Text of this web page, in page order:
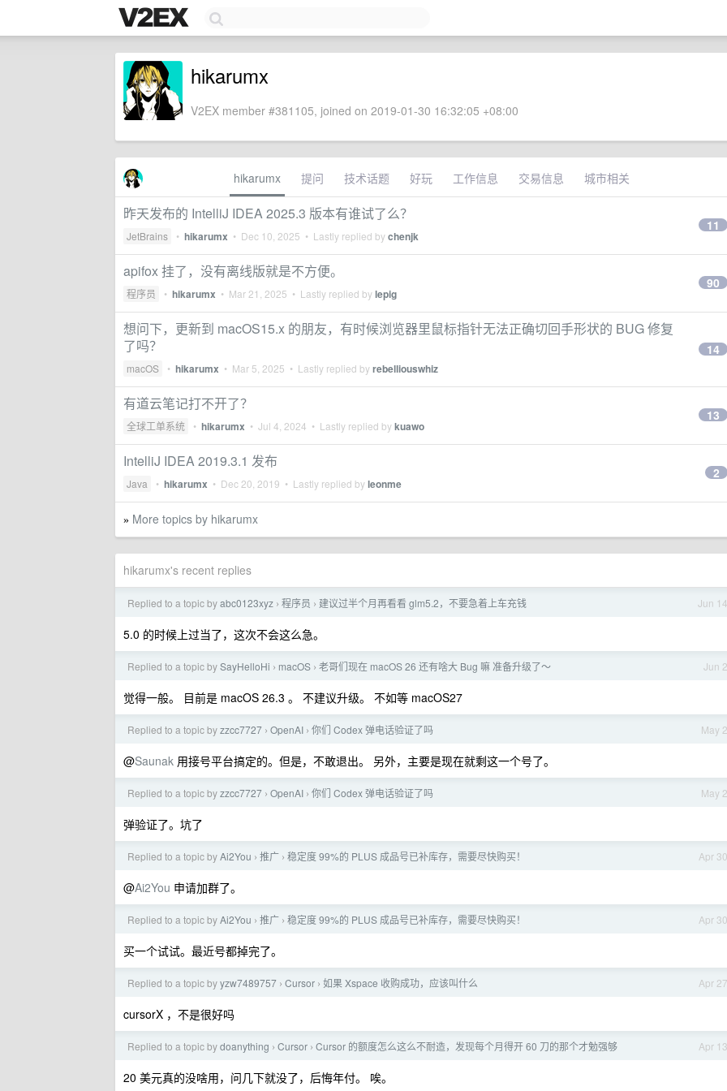
hikarumx
V2EX member #381105, joined on 2019-01-30 16:32:05 +08:00
hikarumx 提问 技术话题 好玩 工作信息 交易信息 城市相关
昨天发布的 IntelliJ IDEA 2025.3 版本有谁试了么？
JetBrains • hikarumx • Dec 10, 2025 • Lastly replied bychenjk
11
apifox 挂了，没有离线版就是不方便。
程序员 • hikarumx • Mar 21, 2025 • Lastly replied bylepig
90
想问下，更新到 macOS15.x 的朋友，有时候浏览器里鼠标指针无法正确切回手形状的 BUG 修复
了吗？
macOS • hikarumx • Mar 5, 2025 • Lastly replied byrebelliouswhiz
14
有道云笔记打不开了？
全球工单系统 • hikarumx • Jul 4, 2024 • Lastly replied bykuawo
13
IntelliJ IDEA 2019.3.1 发布
Java • hikarumx • Dec 20, 2019 • Lastly replied byleonme
2
» More topics by hikarumx
hikarumx's recent replies
Jun 14
Replied to a topic byabc0123xyz › 程序员 › 建议过半个月再看看 glm5.2，不要急着上车充钱
5.0 的时候上过当了，这次不会这么急。
Jun 2
Replied to a topic bySayHelloHi › macOS › 老哥们现在 macOS 26 还有啥大 Bug 嘛 准备升级了～
觉得一般。 目前是 macOS 26.3 。 不建议升级。 不如等 macOS27
May 2
Replied to a topic byzzcc7727 › OpenAI › 你们 Codex 弹电话验证了吗
@Saunak 用接号平台搞定的。但是，不敢退出。 另外，主要是现在就剩这一个号了。
May 2
Replied to a topic byzzcc7727 › OpenAI › 你们 Codex 弹电话验证了吗
弹验证了。坑了
Apr 30
Replied to a topic byAi2You › 推广 › 稳定度 99%的 PLUS 成品号已补库存，需要尽快购买！
@Ai2You 申请加群了。
Apr 30
Replied to a topic byAi2You › 推广 › 稳定度 99%的 PLUS 成品号已补库存，需要尽快购买！
买一个试试。最近号都掉完了。
Apr 27
Replied to a topic byyzw7489757 › Cursor › 如果 Xspace 收购成功，应该叫什么
cursorX ，不是很好吗
Apr 13
Replied to a topic bydoanything › Cursor › Cursor 的额度怎么这么不耐造，发现每个月得开 60 刀的那个才勉强够
20 美元真的没啥用，问几下就没了，后悔年付。 唉。